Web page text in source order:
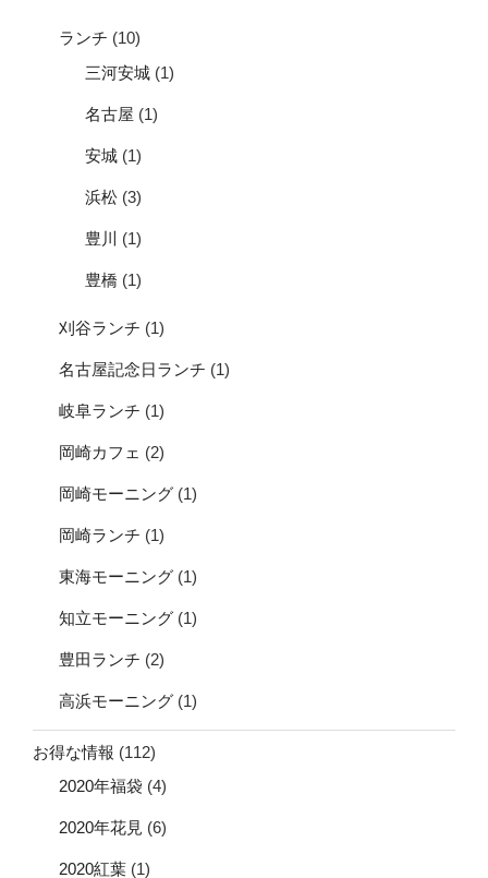
ランチ (10)
三河安城 (1)
名古屋 (1)
安城 (1)
浜松 (3)
豊川 (1)
豊橋 (1)
刈谷ランチ (1)
名古屋記念日ランチ (1)
岐阜ランチ (1)
岡崎カフェ (2)
岡崎モーニング (1)
岡崎ランチ (1)
東海モーニング (1)
知立モーニング (1)
豊田ランチ (2)
高浜モーニング (1)
お得な情報 (112)
2020年福袋 (4)
2020年花見 (6)
2020紅葉 (1)